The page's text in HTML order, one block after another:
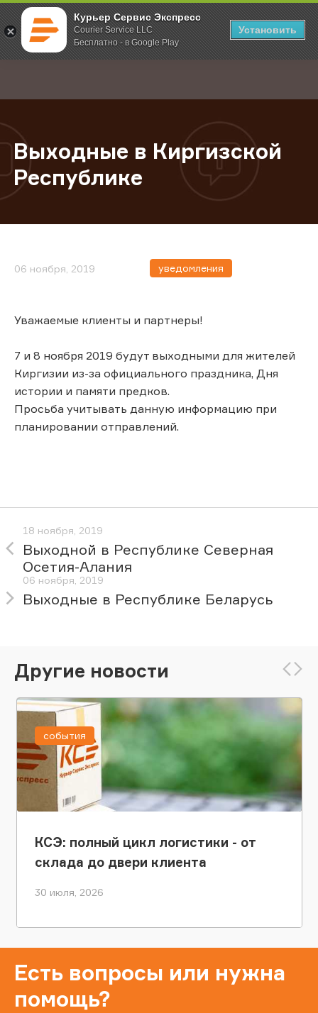
Курьер Сервис Экспресс
Courier Service LLC
Бесплатно - в Google Play
Установить
; Главная О компании Новости Выходные в Киргизской
Выходные в Киргизской
Республике
06 ноября, 2019 уведомления
Уважаемые клиенты и партнеры!
7 и 8 ноября 2019 будут выходными для жителей
Киргизии из-за официального праздника, Дня
истории и памяти предков.
Просьба учитывать данную информацию при
планировании отправлений.
18 ноября, 2019
Выходной в Республике Северная
Осетия-Алания
06 ноября, 2019
Выходные в Республике Беларусь
Другие новости
КСЭ: полный цикл логистики - от
склада до двери клиента
30 июля, 2026
события
Есть вопросы или нужна
помощь?